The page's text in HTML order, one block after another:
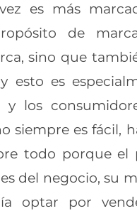
es más
de
sino que
esto es
los
siempre es fácil,
todo porque el
del negocio, su
optar por